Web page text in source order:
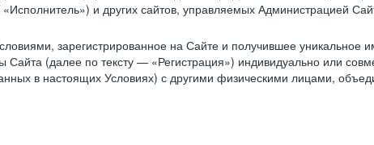
и других сайтов, управляемых Администрацией
зарегистрированное на Сайте и получившее уникальное
(далее по тексту — «Регистрация») индивидуально или
в настоящих Условиях) с другими физическими лицами,